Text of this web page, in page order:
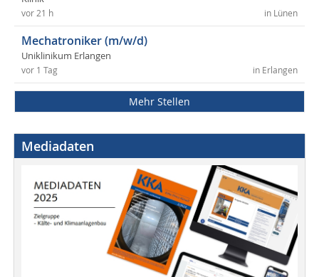
in Lünen
vor 21 h
Mechatroniker (m/w/d)
Uniklinikum Erlangen
in Erlangen
vor 1 Tag
Mehr Stellen
Mediadaten